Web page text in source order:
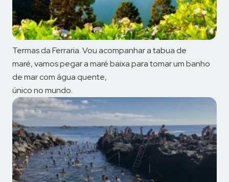
Termas da Ferraria. Vou acompanhar a tabua de
maré, vamos pegar a maré baixa para tomar um banho
de mar com água quente,
único no mundo.